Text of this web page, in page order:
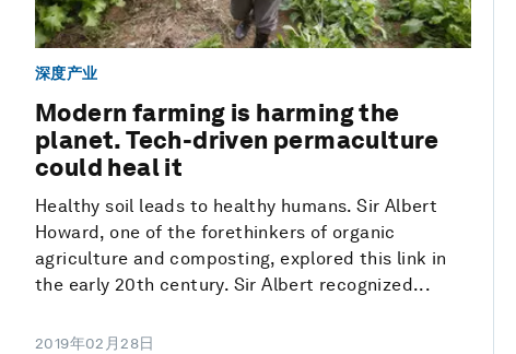
深度产业
Modern farming is harming the
planet. Tech-driven permaculture
could heal it
Healthy soil leads to healthy humans. Sir Albert
Howard, one of the forethinkers of organic
agriculture and composting, explored this link in
the early 20th century. Sir Albert recognized...
2019年02月28日